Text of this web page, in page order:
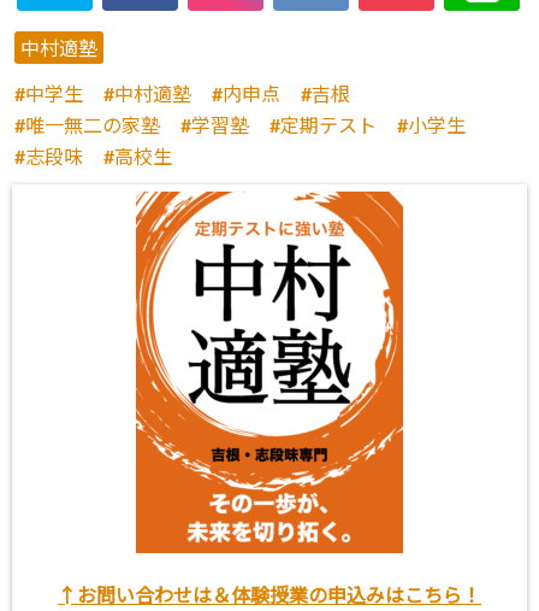
中村適塾
中学生
中村適塾 内申点
吉根
唯一無二の家塾
学習塾 定期テスト
小学生
志段味
高校生
↑お問い合わせは＆体験授業の申込みはこちら！